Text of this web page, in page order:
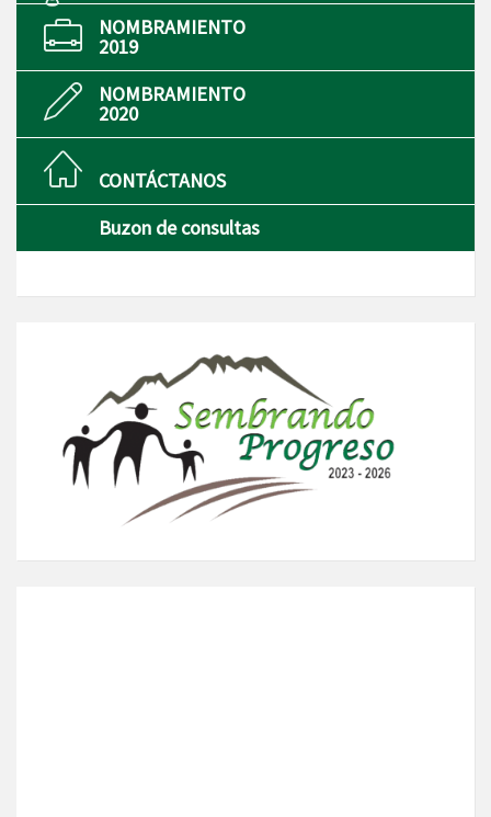
NOMBRAMIENTO
2019
NOMBRAMIENTO
2020
CONTÁCTANOS
Buzon de consultas